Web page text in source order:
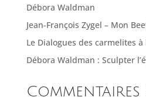
Débora Waldman
Jean-François Zygel – Mon
Le Dialogues des carmelites
Débora Waldman : Sculpter